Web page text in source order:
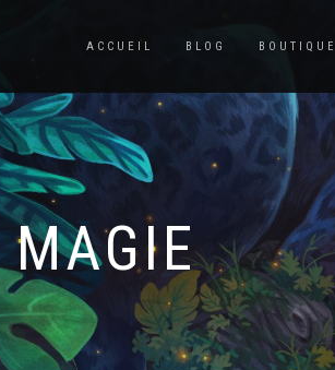
ACCUEIL BLOG BOUTIQUE
MAGIE